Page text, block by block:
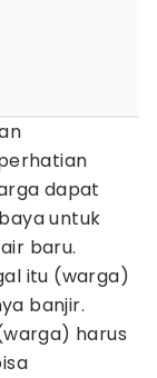
dapat
untuk
baru.
itu (warga)
banjir.
harus